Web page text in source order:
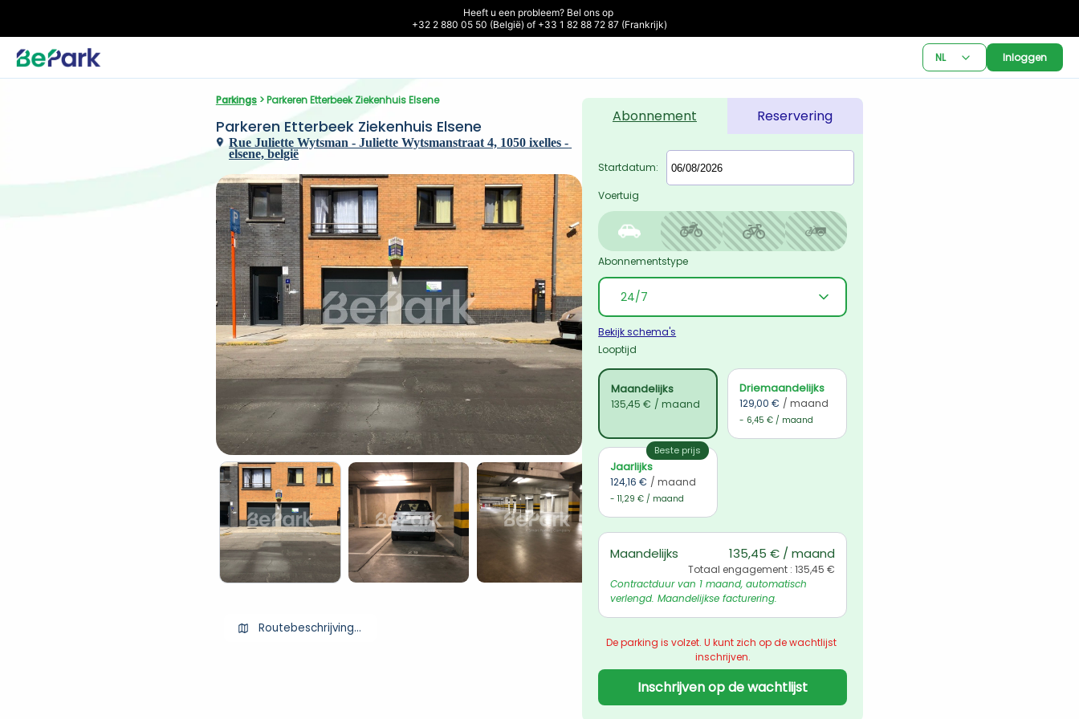
Heeft u een probleem? Bel ons op
+32 2 880 05 50 (België) of +33 1 82 88 72 87 (Frankrijk)
NL Inloggen
Parkings > Parkeren Etterbeek Ziekenhuis Elsene
Parkeren Etterbeek Ziekenhuis Elsene
Rue Juliette Wytsman - Juliette Wytsmanstraat 4, 1050 ixelles -
elsene, belgië
Routebeschrijving ophalen
Abonnement Reservering
Startdatum:
Voertuig
Abonnementstype
Bekijk schema's
Looptijd
Maandelijks
135,45 € / maand
Driemaandelijks
129,00 € / maand
- 6,45 € / maand
Beste prijs
Jaarlijks
124,16 € / maand
- 11,29 € / maand
Maandelijks 135,45 € / maand
Totaal engagement : 135,45 €
Contractduur van 1 maand, automatisch
verlengd. Maandelijkse facturering.
De parking is volzet. U kunt zich op de wachtlijst
inschrijven.
Inschrijven op de wachtlijst